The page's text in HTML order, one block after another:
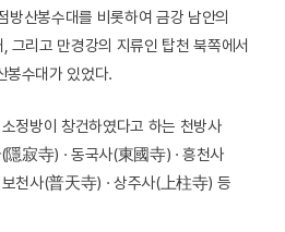
방산봉수대를 비롯하여 금강 남안의
그리고 만경강의 지류인 탑천 북쪽에서
봉수대가 있었다.
정방이 창건하였다고 하는 천방사
寂寺) · 동국사(東國寺) · 흥천사
천사(普天寺) · 상주사(上柱寺) 등